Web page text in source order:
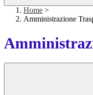
Home >
Amministrazione